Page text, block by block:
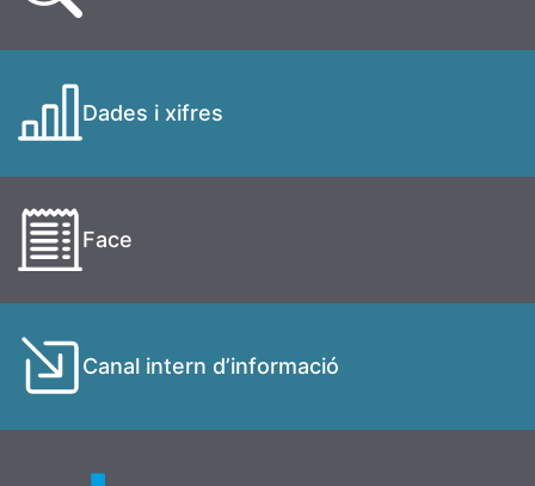
Dades i xifres
Face
Canal intern d’informació